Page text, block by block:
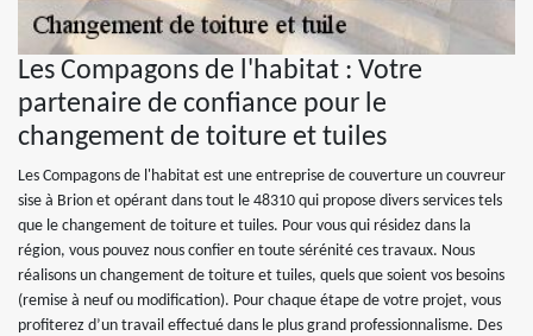
Les Compagons de l'habitat : Votre
partenaire de confiance pour le
changement de toiture et tuiles
Les Compagons de l'habitat est une entreprise de couverture un couvreur
sise à Brion et opérant dans tout le 48310 qui propose divers services tels
que le changement de toiture et tuiles. Pour vous qui résidez dans la
région, vous pouvez nous confier en toute sérénité ces travaux. Nous
réalisons un changement de toiture et tuiles, quels que soient vos besoins
(remise à neuf ou modification). Pour chaque étape de votre projet, vous
profiterez d’un travail effectué dans le plus grand professionnalisme. Des